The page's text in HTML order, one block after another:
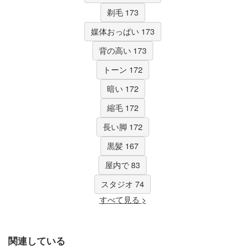
剃毛 173
媒体おっぱい 173
背の高い 173
トーン 172
暗い 172
縮毛 172
長い脚 172
黒髪 167
屋内で 83
スタジオ 74
すべて見る >
関連している